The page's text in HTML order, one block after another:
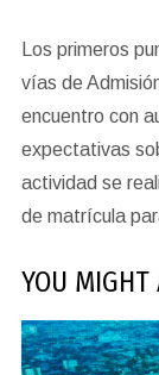
Los primeros
vías de
encuentro con
expectativas
actividad se
de matrícula
YOU MIGHT